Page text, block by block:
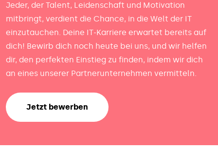
Jeder, der Talent, Leidenschaft und Motivation
mitbringt, verdient die Chance, in die Welt der IT
einzutauchen. Deine IT-Karriere erwartet bereits auf
dich! Bewirb dich noch heute bei uns, und wir helfen
dir, den perfekten Einstieg zu finden, indem wir dich
an eines unserer Partnerunternehmen vermitteln.
Jetzt bewerben